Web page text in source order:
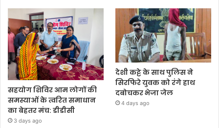
सहयोग शिविर आम लोगों की
समस्याओं के त्वरित समाधान
का बेहतर मंच: डीडीसी
3 days ago
देशी कट्टे के साथ पुलिस ने
सिरफिरे युवक को रंगे हाथ
दबोचकर भेजा जेल
4 days ago